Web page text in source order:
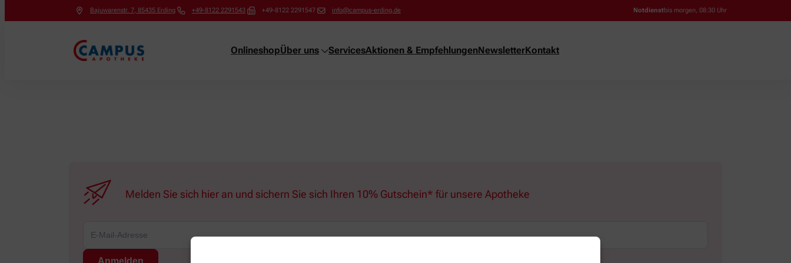
Bajuwarenstr. 7, 85435 Erding +49-8122 2291543 +49-8122 2291547 info@campus-erding.de Notdienstbis morgen, 08:30 Uhr
OnlineshopÜber uns ServicesAktionen & EmpfehlungenNewsletterKontakt
Melden Sie sich hier an und sichern Sie sich Ihren 10% Gutschein* für unsere Apotheke